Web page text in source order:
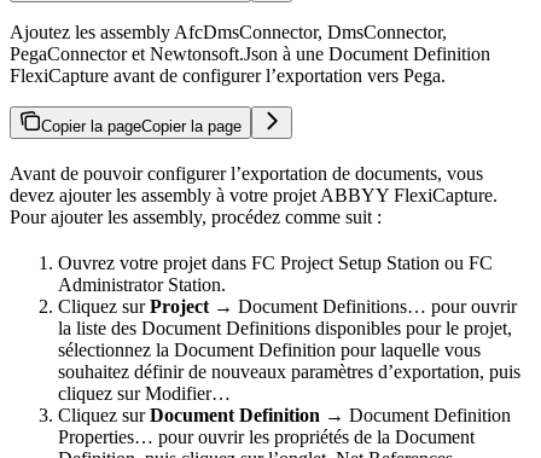
Ajoutez les assembly AfcDmsConnector, DmsConnector,
PegaConnector et Newtonsoft.Json à une Document Definition
FlexiCapture avant de configurer l’exportation vers Pega.
Copier la pageCopier la page
Avant de pouvoir configurer l’exportation de documents, vous
devez ajouter les assembly à votre projet ABBYY FlexiCapture.
Pour ajouter les assembly, procédez comme suit :
Ouvrez votre projet dans FC Project Setup Station ou FC
Administrator Station.
Cliquez surProject → Document Definitions… pour ouvrir
la liste des Document Definitions disponibles pour le projet,
sélectionnez la Document Definition pour laquelle vous
souhaitez définir de nouveaux paramètres d’exportation, puis
cliquez sur Modifier…
Cliquez surDocument Definition → Document Definition
Properties… pour ouvrir les propriétés de la Document